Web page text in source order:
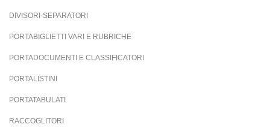
DIVISORI-SEPARATORI
PORTABIGLIETTI VARI E RUBRICHE
PORTADOCUMENTI E CLASSIFICATORI
PORTALISTINI
PORTATABULATI
RACCOGLITORI